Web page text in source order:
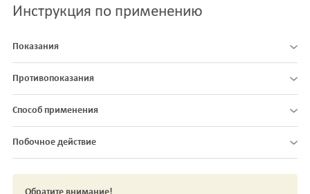
Инструкция по применению
Показания
Противопоказания
Способ применения
Побочное действие